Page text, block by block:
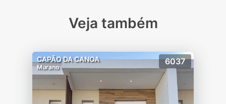
Veja também
CAPÃO DA CANOA
Murano
6037